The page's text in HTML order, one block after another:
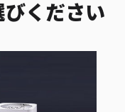
ください